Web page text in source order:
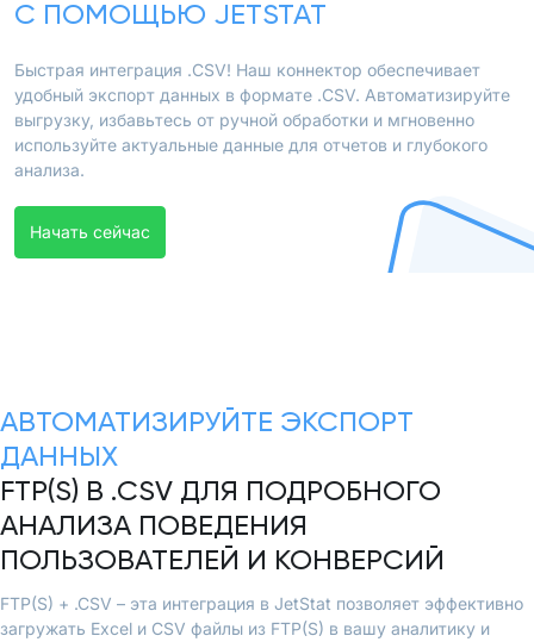
С ПОМОЩЬЮ JETSTAT
Быстрая интеграция .CSV! Наш коннектор обеспечивает
удобный экспорт данных в формате .CSV. Автоматизируйте
выгрузку, избавьтесь от ручной обработки и мгновенно
используйте актуальные данные для отчетов и глубокого
анализа.
Начать сейчас
АВТОМАТИЗИРУЙТЕ ЭКСПОРТ
ДАННЫХ
FTP(S) В .CSV ДЛЯ ПОДРОБНОГО
АНАЛИЗА ПОВЕДЕНИЯ
ПОЛЬЗОВАТЕЛЕЙ И КОНВЕРСИЙ
FTP(S) + .CSV – эта интеграция в JetStat позволяет эффективно
загружать Excel и CSV файлы из FTP(S) в вашу аналитику и